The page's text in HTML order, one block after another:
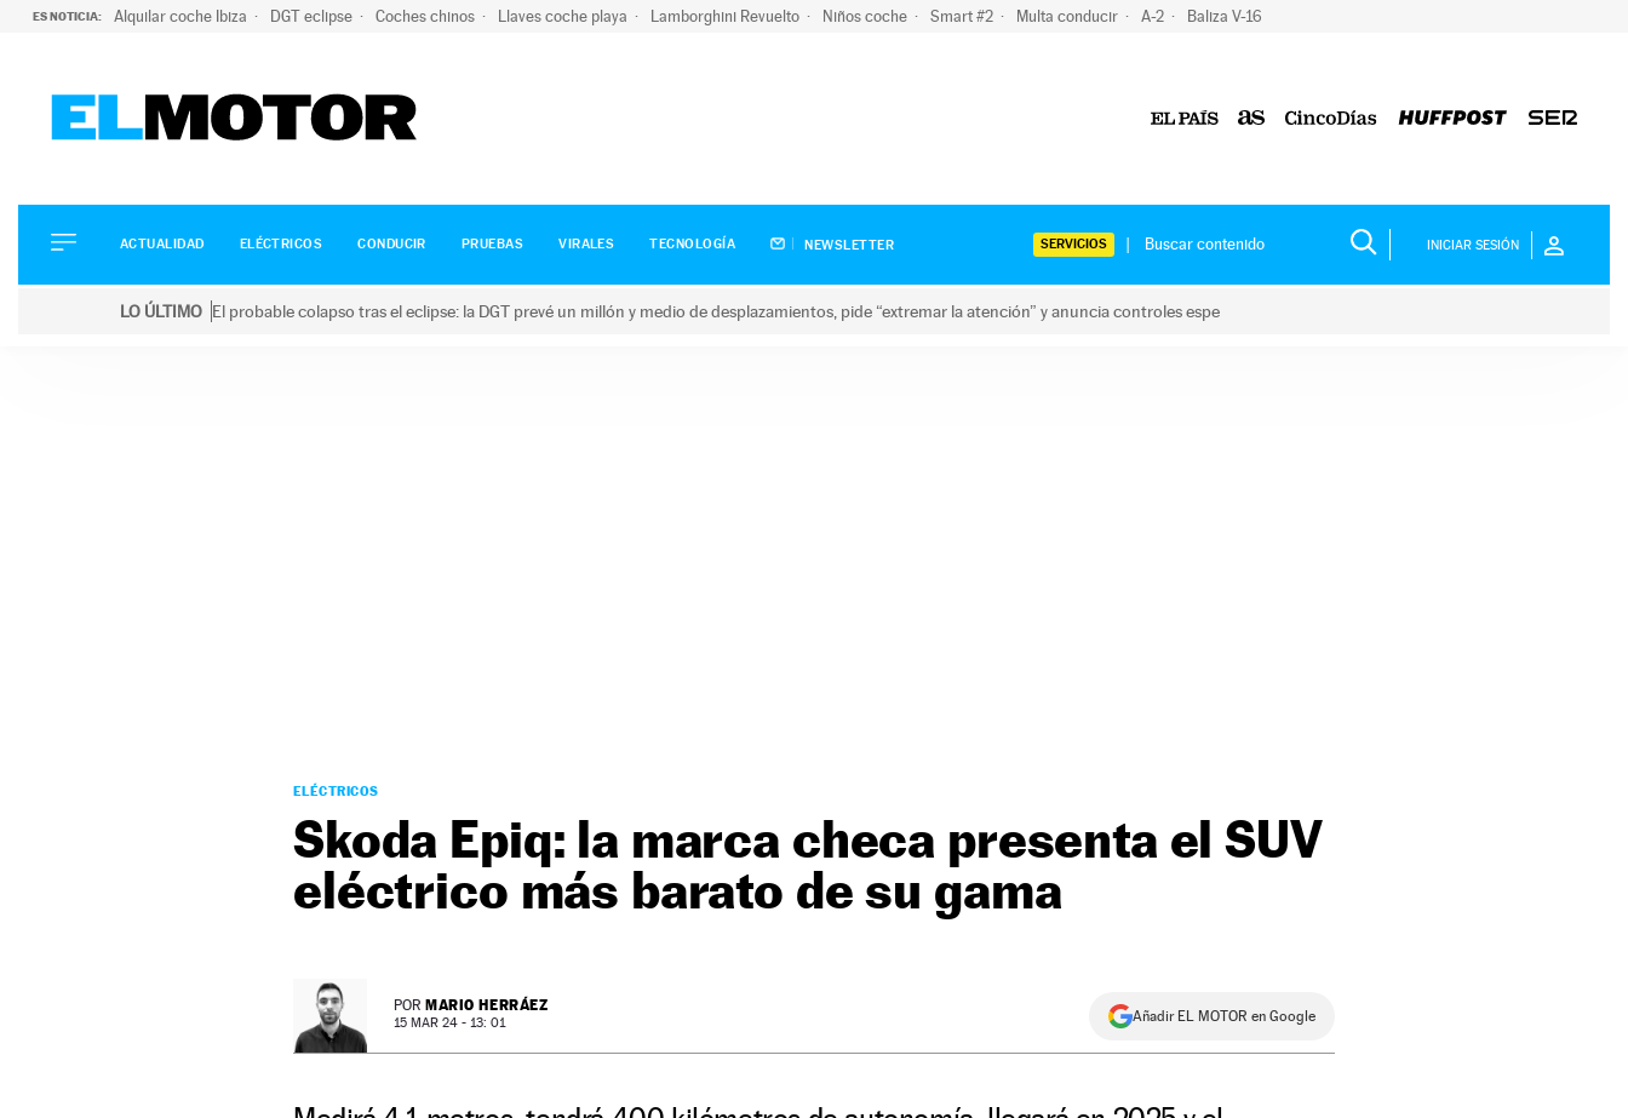
ES NOTICIA: Alquilar coche Ibiza DGT eclipse Coches chinos Llaves coche playa Lamborghini Revuelto Niños coche Smart #2 Multa conducir A-2 Baliza V-16
ELÉCTRICOS
CONDUCIR
ACTUALIDAD ELÉCTRICOS CONDUCIR PRUEBAS VIRALES TECNOLOGÍA NEWSLETTER SERVICIOS INICIAR SESIÓN
LO ÚLTIMO El probable colapso tras el eclipse: la DGT prevé un millón y medio de desplazamientos, pide “extremar la atención” y anuncia controles espe
ELÉCTRICOS
Skoda Epiq: la marca checa presenta el SUV
eléctrico más barato de su gama
POR MARIO HERRÁEZ
15 MAR 24 - 13: 01 Añadir EL MOTOR en Google